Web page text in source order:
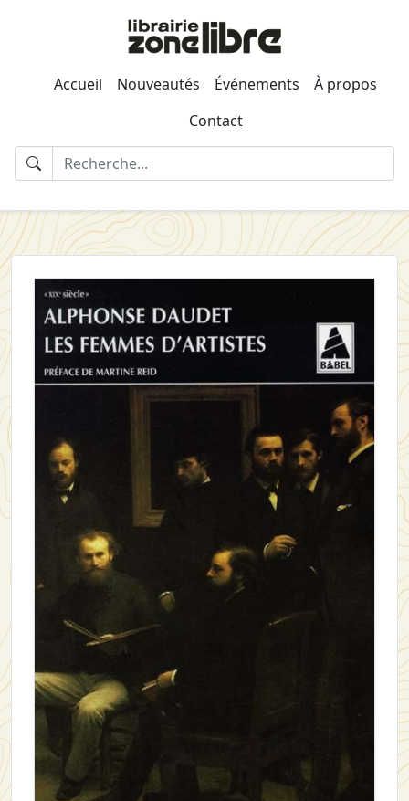
Accueil Nouveautés Événements
À propos
Contact